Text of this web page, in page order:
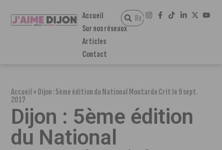
Accueil
Sur nos réseaux
Articles
Contact
Accueil»Dijon : 5ème édition du National Moutarde Crit le 9 sept.
2017
Dijon : 5ème édition
du National